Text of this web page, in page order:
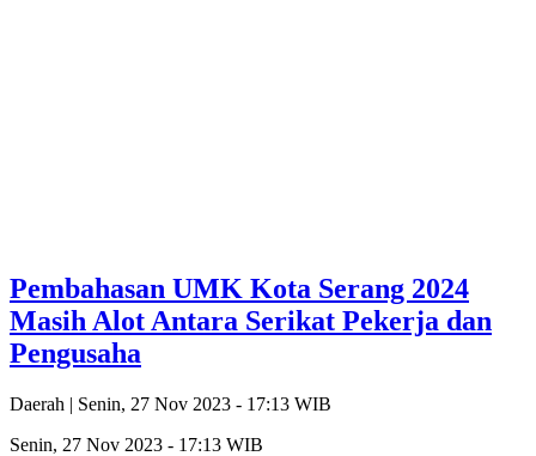
Pembahasan UMK Kota Serang 2024
Masih Alot Antara Serikat Pekerja dan
Pengusaha
Daerah | Senin, 27 Nov 2023 - 17:13 WIB
Senin, 27 Nov 2023 - 17:13 WIB